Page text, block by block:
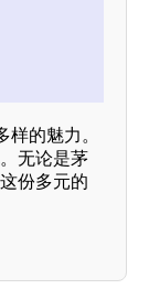
的魅力。
无论是茅
份多元的